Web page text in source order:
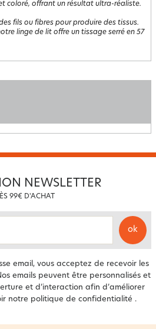
coloré, offrant un résultat ultra-réaliste.
fils ou fibres pour produire des tissus.
linge de lit offre un tissage serré en 57
NEWSLETTER
99€ D'ACHAT
ok
email, vous acceptez de recevoir les
emails peuvent être personnalisés et
et d’interaction afin d’améliorer
notre politique de confidentialité .